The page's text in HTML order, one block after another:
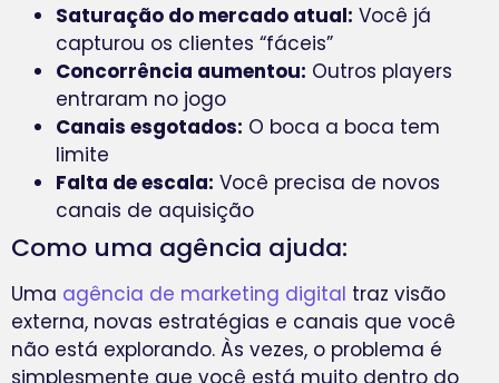
Saturação do mercado atual: Você já
capturou os clientes “fáceis”
Concorrência aumentou: Outros players
entraram no jogo
Canais esgotados: O boca a boca tem
limite
Falta de escala: Você precisa de novos
canais de aquisição
Como uma agência ajuda:
Uma agência de marketing digital traz visão
externa, novas estratégias e canais que você
não está explorando. Às vezes, o problema é
simplesmente que você está muito dentro do